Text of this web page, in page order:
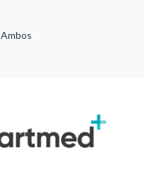
Ambos